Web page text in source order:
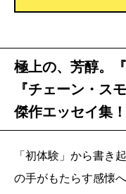
極上の、芳醇。
『チェーン・ス
傑作エッセイ集
「初体験」から書き
の手がもたらす感懐